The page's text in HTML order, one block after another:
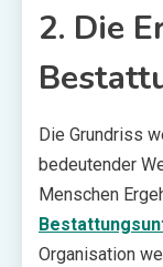
2. Die
Die Grundriss
bedeutender
Menschen
Organisation